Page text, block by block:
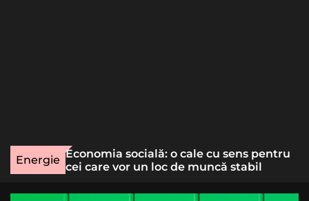
Energie
rară
Economia socială: o cale cu sens pentru
cei care vor un loc de muncă stabil